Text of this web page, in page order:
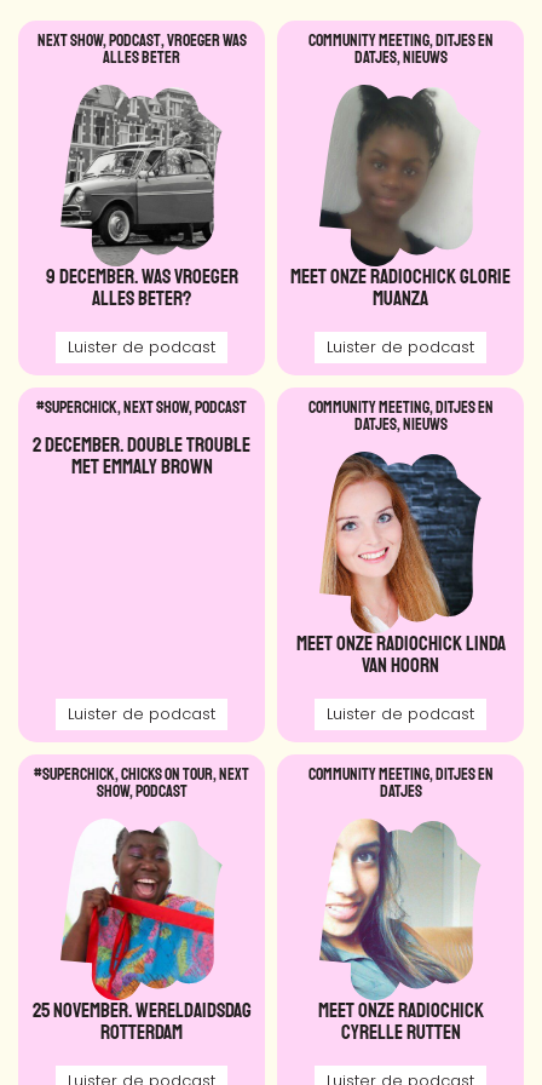
NEXT SHOW,Podcast,VROEGER WAS
ALLES BETER
9 december. Was vroeger
alles beter?
Luister de podcast
Community meeting,DITJES EN
DATJES,Nieuws
Meet onze Radiochick Glorie
Muanza
Luister de podcast
#SUPERCHICK,NEXT SHOW,Podcast
2 december. Double Trouble
met Emmaly Brown
Luister de podcast
Community meeting,DITJES EN
DATJES,Nieuws
Meet onze Radiochick Linda
van Hoorn
Luister de podcast
#SUPERCHICK,Chicks on tour,NEXT
SHOW,Podcast
25 november. WereldAidsdag
Rotterdam
Community meeting,DITJES EN
DATJES
Meet onze Radiochick
Cyrelle Rutten